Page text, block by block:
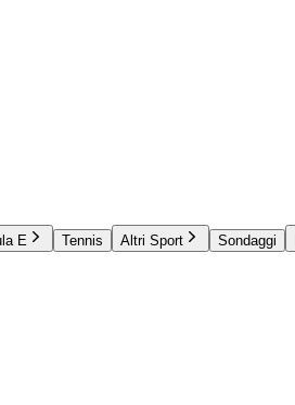
E Tennis Altri Sport Sondaggi